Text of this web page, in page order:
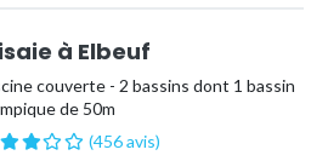
à Elbeuf
couverte - 2 bassins dont 1 bassin
de 50m
(456 avis)